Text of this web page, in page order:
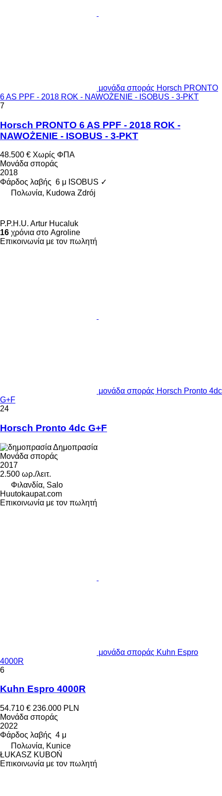
μονάδα σποράς Horsch PRONTO
6 AS PPF - 2018 ROK - NAWOŻENIE - ISOBUS - 3-PKT
7
Horsch PRONTO 6 AS PPF - 2018 ROK -
NAWOŻENIE - ISOBUS - 3-PKT
48.500 € Χωρίς ΦΠΑ
Μονάδα σποράς
2018
Φάρδος λαβής 6 μ ISOBUS ✓
Πολωνία, Kudowa Zdrój
P.P.H.U. Artur Hucaluk
16 χρόνια στο Agroline
Επικοινωνία με τον πωλητή
μονάδα σποράς Horsch Pronto 4dc
G+F
24
Horsch Pronto 4dc G+F
Δημοπρασία
Μονάδα σποράς
2017
2.500 ωρ./λειτ.
Φιλανδία, Salo
Huutokaupat.com
Επικοινωνία με τον πωλητή
μονάδα σποράς Kuhn Espro
4000R
6
Kuhn Espro 4000R
54.710 € 236.000 PLN
Μονάδα σποράς
2022
Φάρδος λαβής 4 μ
Πολωνία, Kunice
ŁUKASZ KUBOŃ
Επικοινωνία με τον πωλητή